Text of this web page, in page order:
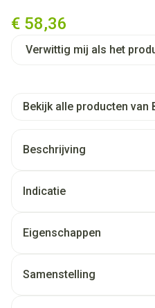
€ 58,36
Verwittig mij als het
Bekijk alle producten van
Beschrijving
Indicatie
Eigenschappen
Samenstelling